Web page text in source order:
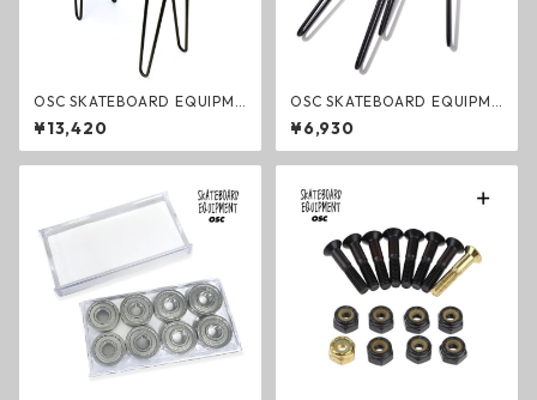
OSC SKATEBOARD EQUIPME
NT SKATE STOOL スケートボ
ードチェア SKATEBOARD CH
AIR インテリア
¥13,420
OSC SKATEBOARD EQUIPME
NT LEG スケートボードデッキ
専用脚 チェアレッグ
¥6,930